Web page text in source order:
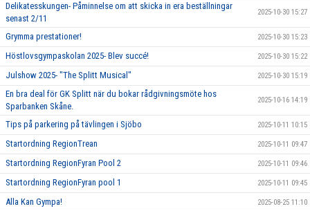
Delikatesskungen- Påminnelse om att skicka in era beställningar
senast 2/11
2025-10-30 15:27
Grymma prestationer! 2025-10-30 15:23
Höstlovsgympaskolan 2025- Blev succé! 2025-10-30 15:22
Julshow 2025- "The Splitt Musical" 2025-10-30 15:19
En bra deal för GK Splitt när du bokar rådgivningsmöte hos
Sparbanken Skåne.
2025-10-16 14:19
Tips på parkering på tävlingen i Sjöbo 2025-10-11 10:15
Startordning RegionTrean 2025-10-11 09:47
Startordning RegionFyran Pool 2 2025-10-11 09:46
Startordning RegionFyran pool 1 2025-10-11 09:45
Alla Kan Gympa! 2025-08-25 11:10